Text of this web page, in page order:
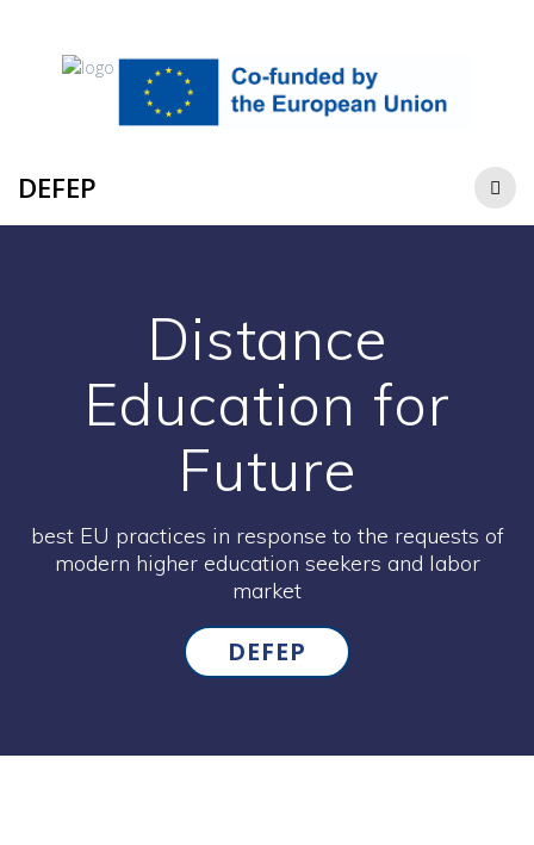
DEFEP
Distance
Education for
Future
best EU practices in response to the requests of
modern higher education seekers and labor
market
DEFEP